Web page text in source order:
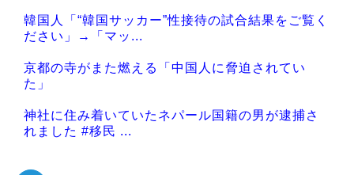
韓国人「“韓国サッカー”性接待の試合結果をご覧く
ださい」→「マッ...
京都の寺がまた燃える「中国人に脅迫されてい
た」
神社に住み着いていたネパール国籍の男が逮捕さ
れました #移民 ...